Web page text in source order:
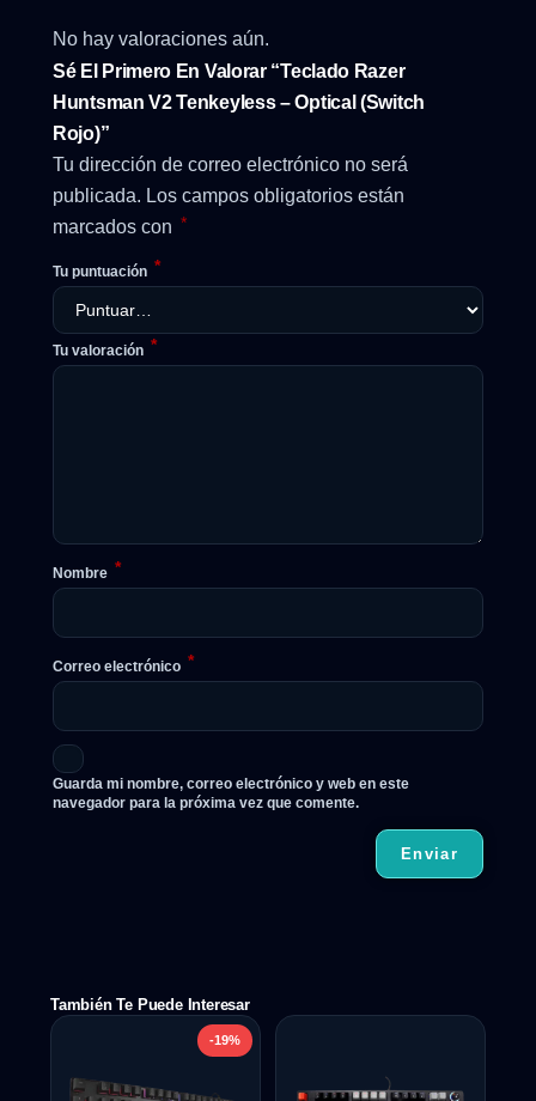
No hay valoraciones aún.
Sé El Primero En Valorar “Teclado Razer
Huntsman V2 Tenkeyless – Optical (Switch
Rojo)”
Tu dirección de correo electrónico no será
publicada. Los campos obligatorios están
marcados con *
Tu puntuación *
Tu valoración *
Nombre *
Correo electrónico *
Guarda mi nombre, correo electrónico y web en este
navegador para la próxima vez que comente.
También Te Puede Interesar
-19%